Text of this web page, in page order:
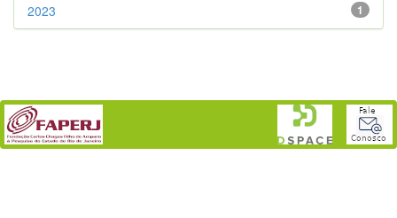
1
2023